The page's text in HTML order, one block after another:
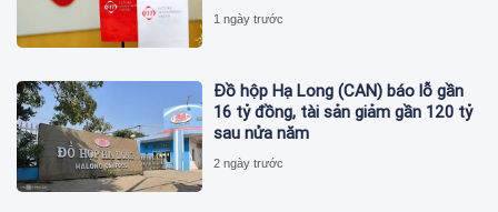
1 ngày trước
Đồ hộp Hạ Long (CAN) báo lỗ gần
16 tỷ đồng, tài sản giảm gần 120 tỷ
sau nửa năm
2 ngày trước